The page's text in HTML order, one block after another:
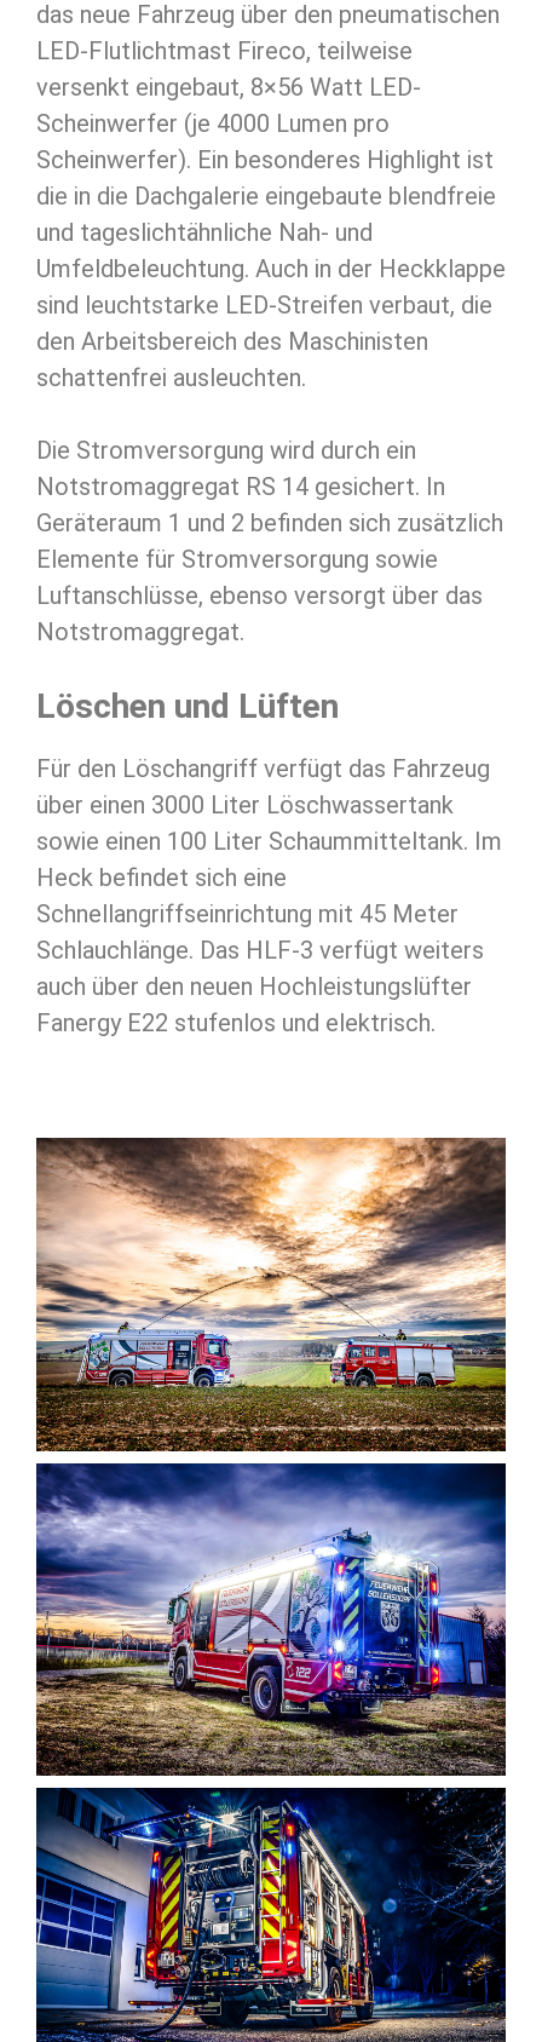
das neue Fahrzeug über den pneumatischen
LED-Flutlichtmast Fireco, teilweise
versenkt eingebaut, 8×56 Watt LED-
Scheinwerfer (je 4000 Lumen pro
Scheinwerfer). Ein besonderes Highlight ist
die in die Dachgalerie eingebaute blendfreie
und tageslichtähnliche Nah- und
Umfeldbeleuchtung. Auch in der Heckklappe
sind leuchtstarke LED-Streifen verbaut, die
den Arbeitsbereich des Maschinisten
schattenfrei ausleuchten.
Die Stromversorgung wird durch ein
Notstromaggregat RS 14 gesichert. In
Geräteraum 1 und 2 befinden sich zusätzlich
Elemente für Stromversorgung sowie
Luftanschlüsse, ebenso versorgt über das
Notstromaggregat.
Löschen und Lüften
Für den Löschangriff verfügt das Fahrzeug
über einen 3000 Liter Löschwassertank
sowie einen 100 Liter Schaummitteltank. Im
Heck befindet sich eine
Schnellangriffseinrichtung mit 45 Meter
Schlauchlänge. Das HLF-3 verfügt weiters
auch über den neuen Hochleistungslüfter
Fanergy E22 stufenlos und elektrisch.